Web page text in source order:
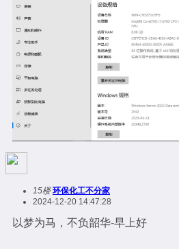
15楼 环保化工不分家
2024-12-20 14:47:28
以梦为马，不负韶华-早上好